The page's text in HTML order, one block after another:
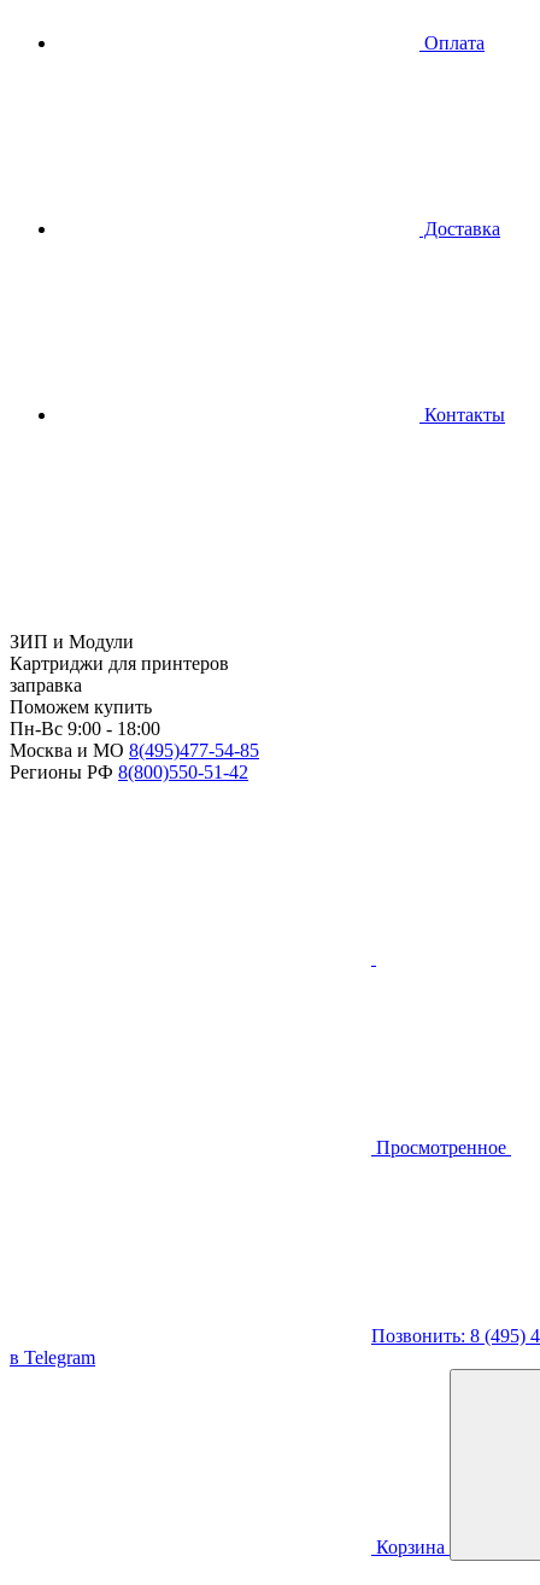
Оплата
Доставка
Контакты
ЗИП и Модули
Картриджи для принтеров
заправка
Поможем купить
Пн-Вс 9:00 - 18:00
Москва и МО 8(495)477-54-85
Регионы РФ 8(800)550-51-42
Просмотренное
Позвонить: 8 (495)
в Telegram
Корзина